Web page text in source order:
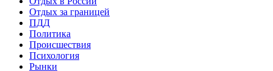
Отдых за границей
ПДД
Политика
Происшествия
Психология
Рынки